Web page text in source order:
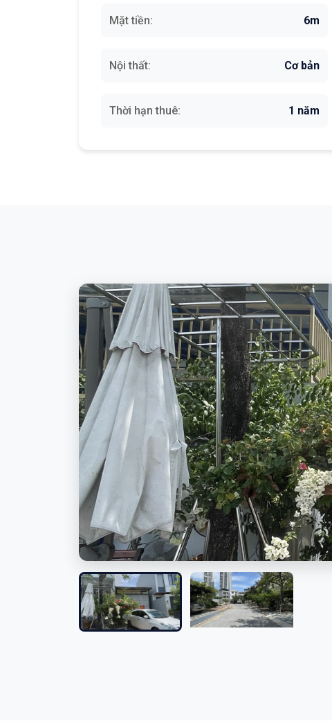
Mặt tiền: 6m
Nội thất: Cơ bản
Thời hạn thuê: 1 năm